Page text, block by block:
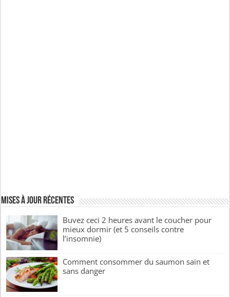
Mises à jour récentes
Buvez ceci 2 heures avant le coucher pour
mieux dormir (et 5 conseils contre
l’insomnie)
Comment consommer du saumon sain et
sans danger